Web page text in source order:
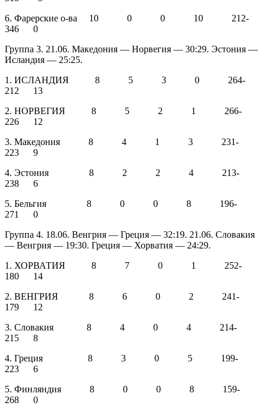
6. Фарерские о-ва 10 0 0 10 212-
346 0
Группа 3. 21.06. Македония — Норвегия — 30:29. Эстония —
Исландия — 25:25.
1. ИСЛАНДИЯ 8 5 3 0 264-
212 13
2. НОРВЕГИЯ 8 5 2 1 266-
226 12
3. Македония 8 4 1 3 231-
223 9
4. Эстония 8 2 2 4 213-
238 6
5. Бельгия 8 0 0 8 196-
271 0
Группа 4. 18.06. Венгрия — Греция — 32:19. 21.06. Словакия
— Венгрия — 19:30. Греция — Хорватия — 24:29.
1. ХОРВАТИЯ 8 7 0 1 252-
180 14
2. ВЕНГРИЯ 8 6 0 2 241-
179 12
3. Словакия 8 4 0 4 214-
215 8
4. Греция 8 3 0 5 199-
223 6
5. Финляндия 8 0 0 8 159-
268 0